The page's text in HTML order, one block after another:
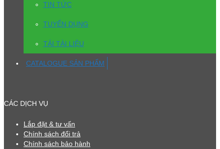
TIN TỨC
TUYỂN DỤNG
TẢI TÀI LIỆU
CATALOGUE SẢN PHẨM
CÁC DỊCH VỤ
Lắp đặt & tư vấn
Chính sách đổi trả
Chính sách bảo hành